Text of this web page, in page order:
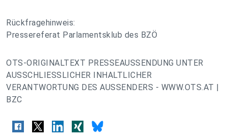
Rückfragehinweis:
Pressereferat Parlamentsklub des BZÖ
OTS-ORIGINALTEXT PRESSEAUSSENDUNG UNTER
AUSSCHLIESSLICHER INHALTLICHER
VERANTWORTUNG DES AUSSENDERS - WWW.OTS.AT |
BZC